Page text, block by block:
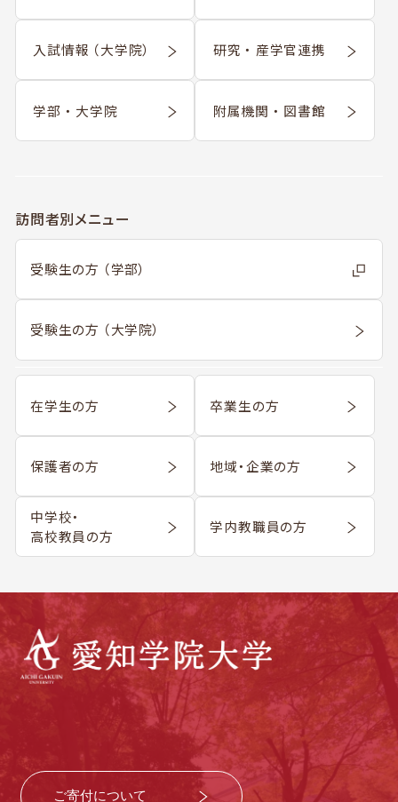
入試情報 （大学院）
学部 ・ 大学院
研究 ・ 産学官連携
附属機関 ・ 図書館
訪問者別メニュー
受験生の方 （学部）
受験生の方 （大学院）
在学生の方 卒業生の方
保護者の方 地域・企業の方
中学校・
高校教員の方
学内教職員の方
ご寄付について